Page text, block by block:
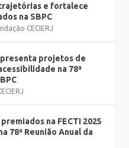
e fortalece
na SBPC
CECIERJ
projetos de
na 78ª
na FECTI 2025
78ª Reunião Anual da